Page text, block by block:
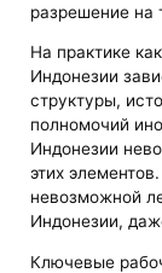
разрешение на
На практике
Индонезии
структуры,
полномочий
Индонезии
этих
невозможной
Индонезии,
Ключевые